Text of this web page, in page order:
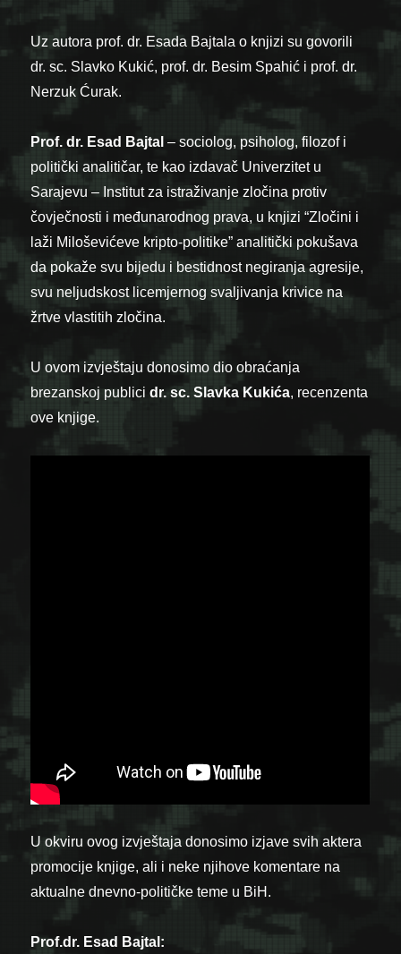
Uz autora prof. dr. Esada Bajtala o knjizi su govorili
dr. sc. Slavko Kukić, prof. dr. Besim Spahić i prof. dr.
Nerzuk Ćurak.
Prof. dr. Esad Bajtal – sociolog, psiholog, filozof i
politički analitičar, te kao izdavač Univerzitet u
Sarajevu – Institut za istraživanje zločina protiv
čovječnosti i međunarodnog prava, u knjizi “Zločini i
laži Miloševićeve kripto-politike” analitički pokušava
da pokaže svu bijedu i bestidnost negiranja agresije,
svu neljudskost licemjernog svaljivanja krivice na
žrtve vlastitih zločina.
U ovom izvještaju donosimo dio obraćanja
brezanskoj publicidr. sc. Slavka Kukića, recenzenta
ove knjige.
U okviru ovog izvještaja donosimo izjave svih aktera
promocije knjige, ali i neke njihove komentare na
aktualne dnevno-političke teme u BiH.
Prof.dr. Esad Bajtal: